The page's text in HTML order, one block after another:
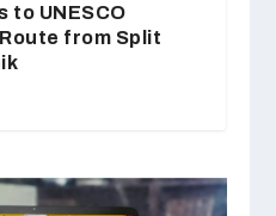
to UNESCO
from Split